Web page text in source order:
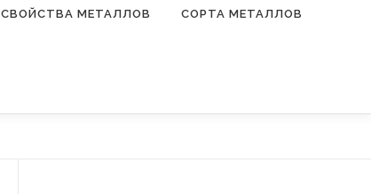
СВОЙСТВА МЕТАЛЛОВ СОРТА МЕТАЛЛОВ